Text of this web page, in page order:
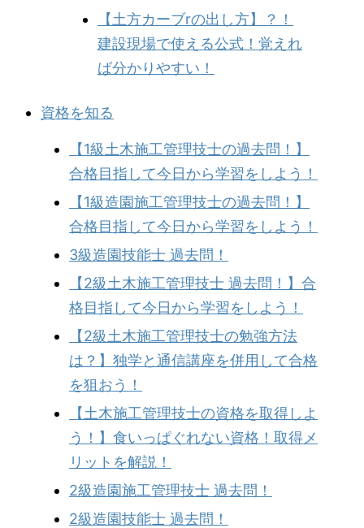
【土方カーブrの出し方】？！
建設現場で使える公式！覚えれ
ば分かりやすい！
資格を知る
【1級土木施工管理技士の過去問！】
合格目指して今日から学習をしよう！
【1級造園施工管理技士の過去問！】
合格目指して今日から学習をしよう！
3級造園技能士 過去問！
【2級土木施工管理技士 過去問！】合
格目指して今日から学習をしよう！
【2級土木施工管理技士の勉強方法
は？】独学と通信講座を併用して合格
を狙おう！
【土木施工管理技士の資格を取得しよ
う！】食いっぱぐれない資格！取得メ
リットを解説！
2級造園施工管理技士 過去問！
2級造園技能士 過去問！